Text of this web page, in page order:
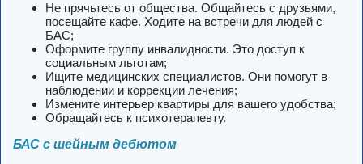
Не прячьтесь от общества. Общайтесь с друзьями,
посещайте кафе. Ходите на встречи для людей с
БАС;
Оформите группу инвалидности. Это доступ к
социальным льготам;
Ищите медицинских специалистов. Они помогут в
наблюдении и коррекции лечения;
Измените интерьер квартиры для вашего удобства;
Обращайтесь к психотерапевту.
БАС с шейным дебютом